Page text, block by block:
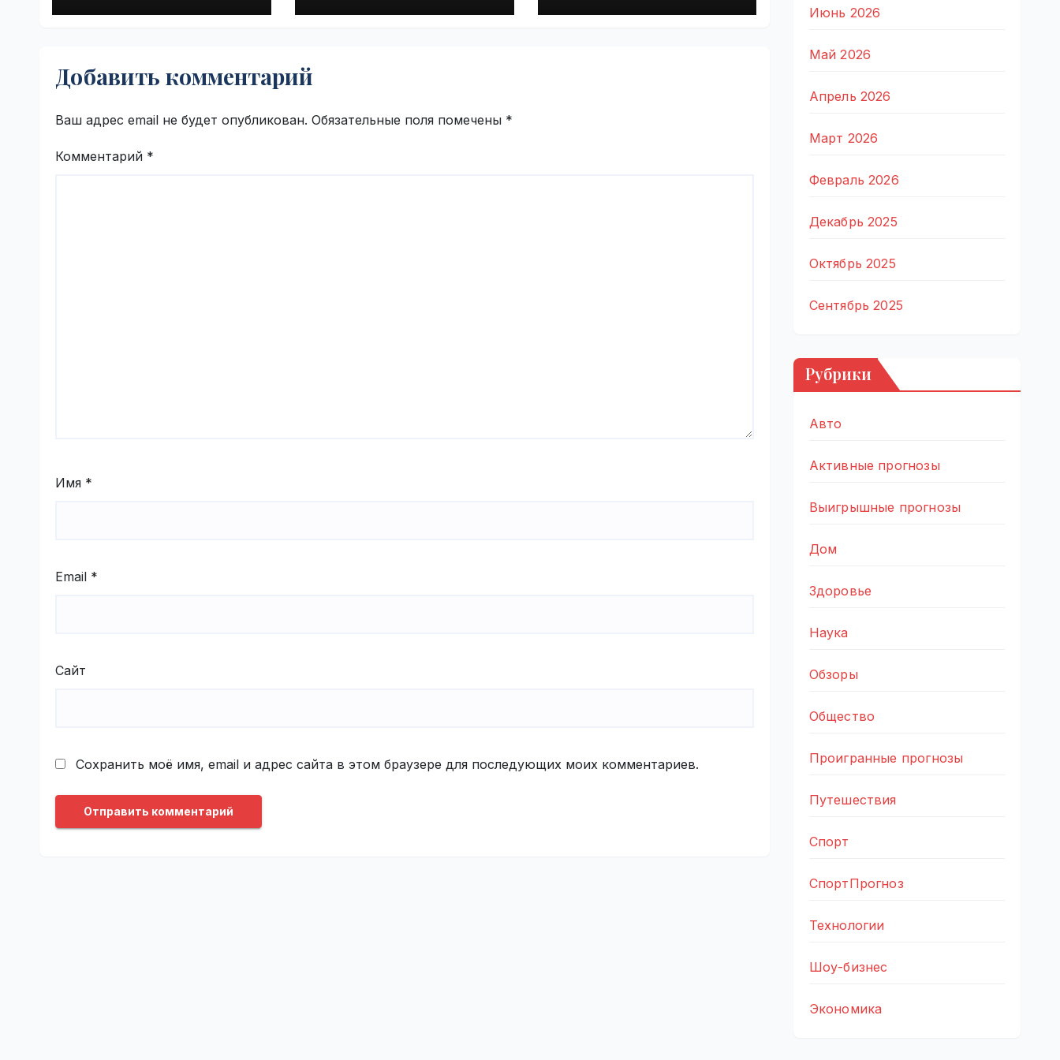
аллергией | Falcon 9 | VseTime.ru
Добавить комментарий
Ваш адрес email не будет опубликован. Обязательные поля помечены *
Комментарий *
Имя *
Email *
Сайт
Сохранить моё имя, email и адрес сайта в этом браузере для последующих моих комментариев.
Июнь 2026
Май 2026
Апрель 2026
Март 2026
Февраль 2026
Декабрь 2025
Октябрь 2025
Сентябрь 2025
Рубрики
Авто
Активные прогнозы
Выигрышные прогнозы
Дом
Здоровье
Наука
Обзоры
Общество
Проигранные прогнозы
Путешествия
Спорт
СпортПрогноз
Технологии
Шоу-бизнес
Экономика